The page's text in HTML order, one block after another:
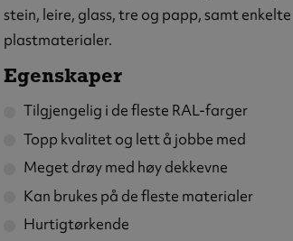
stein, leire, glass, tre og papp, samt enkelte
plastmaterialer.
Egenskaper
Tilgjengelig i de fleste RAL-farger
Topp kvalitet og lett å jobbe med
Meget drøy med høy dekkevne
Kan brukes på de fleste materialer
Hurtigtørkende